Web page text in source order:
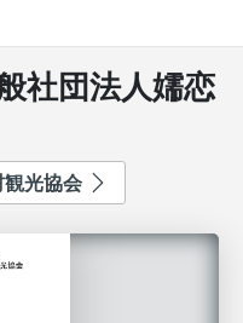
社団法人嬬恋
観光協会